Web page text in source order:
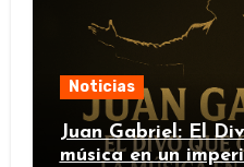
Noticias
Juan Gabriel: El
música en un